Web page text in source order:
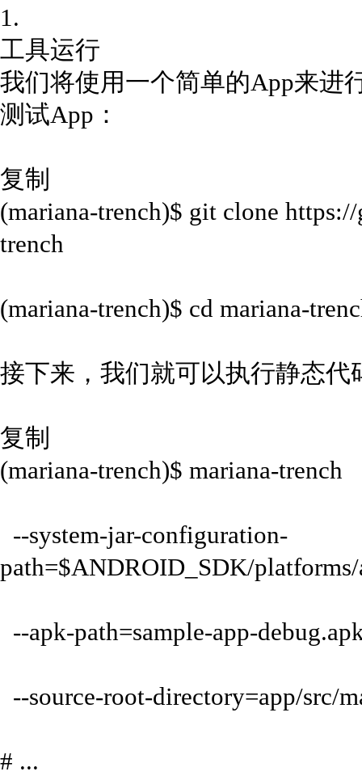
1.
工具运行
我们将使用一个简单的App来进
测试App：
复制
(mariana-trench)$ git clone
trench
(mariana-trench)$ cd mariana-
接下来，我们就可以执行静态代
复制
(mariana-trench)$ mariana-trench
--system-jar-configuration-
path=$ANDROID_SDK/
--apk-path=sample-app-
--source-root-directory=app/src/
# ...